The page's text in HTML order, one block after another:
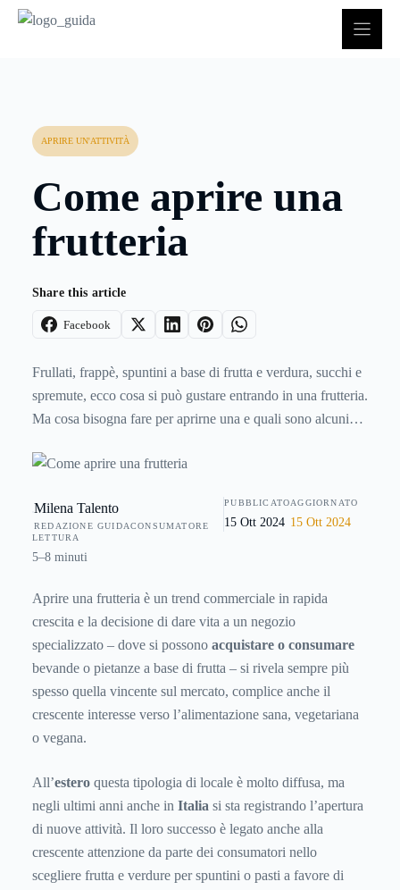
APRIRE UN'ATTIVITÀ
Come aprire una
frutteria
Share this article
Facebook
Frullati, frappè, spuntini a base di frutta e verdura, succhi e
spremute, ecco cosa si può gustare entrando in una frutteria.
Ma cosa bisogna fare per aprirne una e quali sono alcuni
questa nuova attività porti i suoi “frutti”?
Milena Talento
REDAZIONE GUIDACONSUMATORE
PUBBLICATO
15 Ott 2024
AGGIORNATO
15 Ott 2024
LETTURA
5–8 minuti
Aprire una frutteria è un trend commerciale in rapida
crescita e la decisione di dare vita a un negozio
specializzato – dove si possono acquistare o consumare
bevande o pietanze a base di frutta – si rivela sempre più
spesso quella vincente sul mercato, complice anche il
crescente interesse verso l’alimentazione sana, vegetariana
o vegana.
All’estero questa tipologia di locale è molto diffusa, ma
negli ultimi anni anche in Italia si sta registrando l’apertura
di nuove attività. Il loro successo è legato anche alla
crescente attenzione da parte dei consumatori nello
scegliere frutta e verdure per spuntini o pasti a favore di